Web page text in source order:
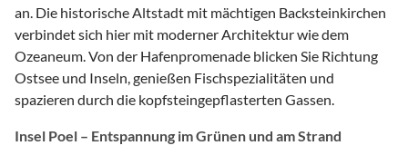
an. Die historische Altstadt mit mächtigen Backsteinkirchen
verbindet sich hier mit moderner Architektur wie dem
Ozeaneum. Von der Hafenpromenade blicken Sie Richtung
Ostsee und Inseln, genießen Fischspezialitäten und
spazieren durch die kopfsteingepflasterten Gassen.
Insel Poel – Entspannung im Grünen und am Strand